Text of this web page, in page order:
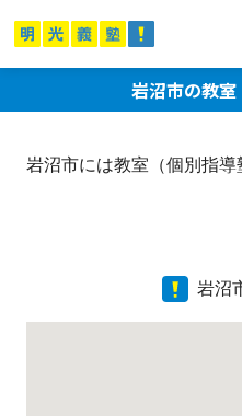
岩沼市の教室
岩沼市には教室（個別指導
岩沼